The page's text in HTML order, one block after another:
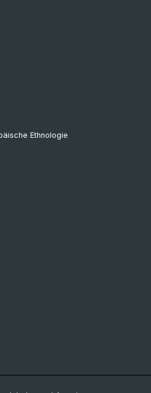
Ethnologie